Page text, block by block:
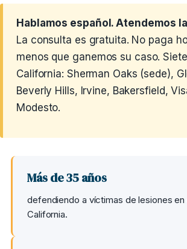
Hablamos español. Atendemos
La consulta es gratuita. No paga
menos que ganemos su caso.
California: Sherman Oaks (sede),
Beverly Hills, Irvine, Bakersfield,
Modesto.
Más de 35 años
defendiendo a víctimas de lesiones en
California.